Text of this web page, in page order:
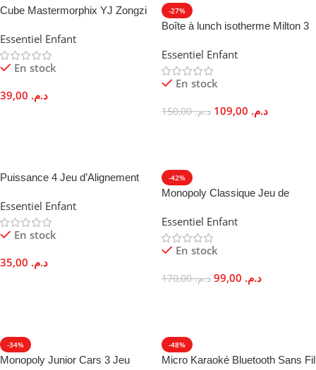
Cube Mastermorphix YJ Zongzi
Stickers
Essentiel Enfant
En stock
د.م.
-27%
Boîte à lunch isotherme Milton 3
Essentiel Enfant
En stock
د.م.150,00 د.م.
Puissance 4 Jeu d’Alignement
Essentiel Enfant
En stock
د.م.
-42%
Monopoly Classique Jeu de
Immobilières Famille
Essentiel Enfant
En stock
د.م.170,00 د.م.
-34%
Monopoly Junior Cars 3 Jeu
-48%
Micro Karaoké Bluetooth Sans Fil